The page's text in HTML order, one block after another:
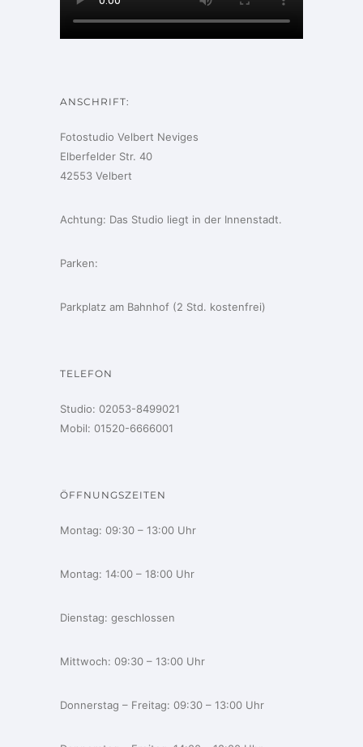
ANSCHRIFT:
Fotostudio Velbert Neviges
Elberfelder Str. 40
42553 Velbert
Achtung: Das Studio liegt in der Innenstadt.
Parken:
Parkplatz am Bahnhof (2 Std. kostenfrei)
TELEFON
Studio: 02053-8499021
Mobil: 01520-6666001
ÖFFNUNGSZEITEN
Montag: 09:30 – 13:00 Uhr
Montag: 14:00 – 18:00 Uhr
Dienstag: geschlossen
Mittwoch: 09:30 – 13:00 Uhr
Donnerstag – Freitag: 09:30 – 13:00 Uhr